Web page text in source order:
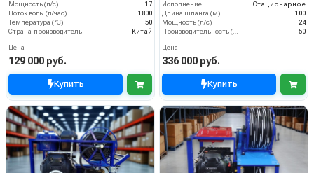
Мощность (л/с)
17
Поток воды (л/час)
1800
Температура (°C)
50
Страна-производитель
Китай
Цена
129 000 руб.
Купить
Исполнение
Стационарное
Длина шланга (м)
100
Мощность (л/с)
24
Производительность (л/мин)
50
Цена
336 000 руб.
Купить